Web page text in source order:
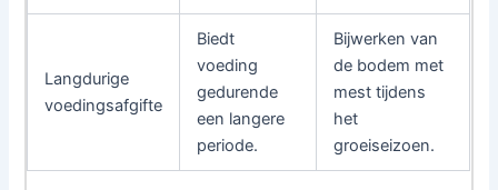
Langdurige
voedingsafgifte
Biedt
voeding
gedurende
een langere
periode.
Bijwerken van
de bodem met
mest tijdens
het
groeiseizoen.